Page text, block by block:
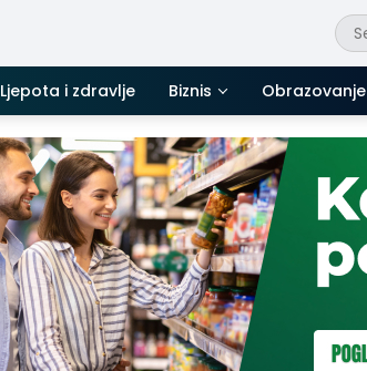
Ljepota i zdravlje Biznis Obrazovanje